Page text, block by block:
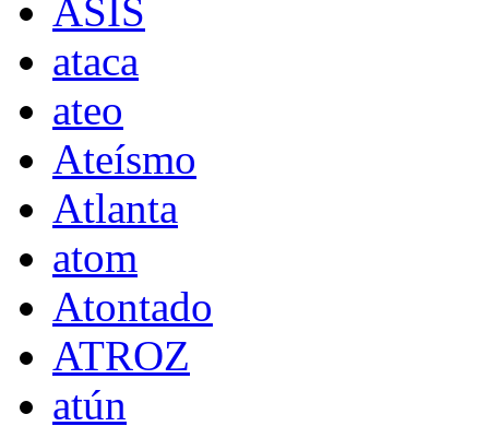
ASÍS
ataca
ateo
Ateísmo
Atlanta
atom
Atontado
ATROZ
atún